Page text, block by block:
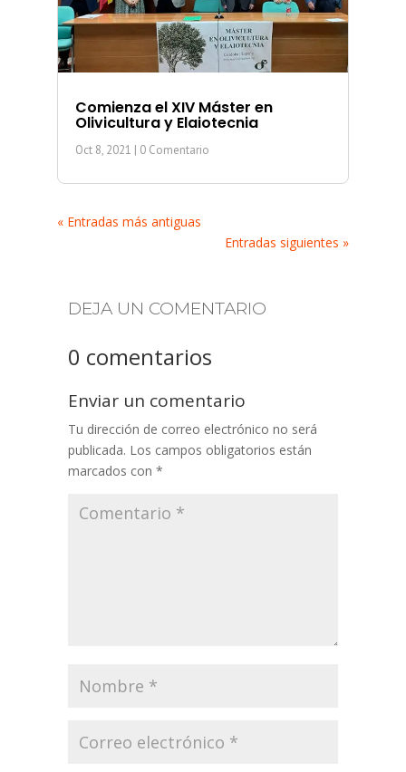
Comienza el XIV Máster en
Olivicultura y Elaiotecnia
Oct 8, 2021 | 0 Comentario
« Entradas más antiguas
Entradas siguientes »
DEJA UN COMENTARIO
0 comentarios
Enviar un comentario
Tu dirección de correo electrónico no será
publicada. Los campos obligatorios están
marcados con *